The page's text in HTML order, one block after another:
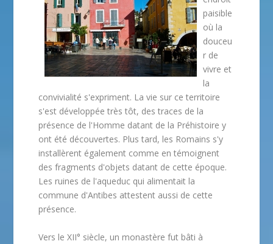
paisible
où la
douceu
r de
vivre et
la
convivialité s'expriment. La vie sur ce territoire
s'est développée très tôt, des traces de la
présence de l'Homme datant de la Préhistoire y
ont été découvertes. Plus tard, les Romains s'y
installèrent également comme en témoignent
des fragments d'objets datant de cette époque.
Les ruines de l'aqueduc qui alimentait la
commune d'Antibes attestent aussi de cette
présence.
Vers le XII° siècle, un monastère fut bâti à